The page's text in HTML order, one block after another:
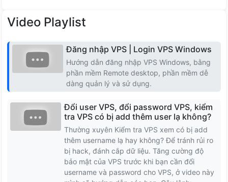
Lithuania
Iceland
Hungary
Slovakia
Video Playlist
Đăng nhập VPS | Login VPS Windows
Hướng dẫn đăng nhập VPS Windows, bằng
phần mềm Remote desktop, phần mềm dễ
dàng quản lý và sử dụng.
Đổi user VPS, đổi password VPS, kiểm
tra VPS có bị add thêm user lạ không?
Thường xuyên Kiểm tra VPS xem có bị add
thêm username lạ hay không? Để tránh rủi ro
bị hack, đánh cắp dữ liệu. Tăng cường độ
bảo mật của VPS trước khi bạn cần đổi
username và password cho VPS, ở video này